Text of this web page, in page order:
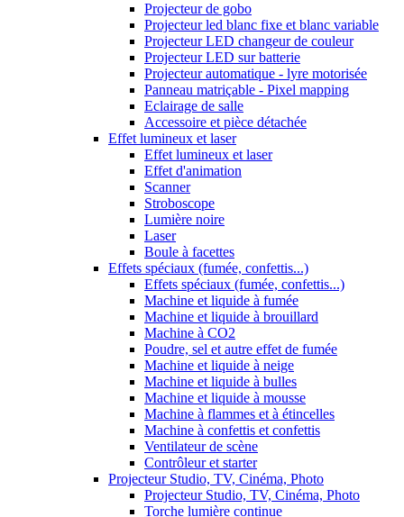
Projecteur de gobo
Projecteur led blanc fixe et blanc variable
Projecteur LED changeur de couleur
Projecteur LED sur batterie
Projecteur automatique - lyre motorisée
Panneau matriçable - Pixel mapping
Eclairage de salle
Accessoire et pièce détachée
Effet lumineux et laser
Effet lumineux et laser
Effet d'animation
Scanner
Stroboscope
Lumière noire
Laser
Boule à facettes
Effets spéciaux (fumée, confettis...)
Effets spéciaux (fumée, confettis...)
Machine et liquide à fumée
Machine et liquide à brouillard
Machine à CO2
Poudre, sel et autre effet de fumée
Machine et liquide à neige
Machine et liquide à bulles
Machine et liquide à mousse
Machine à flammes et à étincelles
Machine à confettis et confettis
Ventilateur de scène
Contrôleur et starter
Projecteur Studio, TV, Cinéma, Photo
Projecteur Studio, TV, Cinéma, Photo
Torche lumière continue